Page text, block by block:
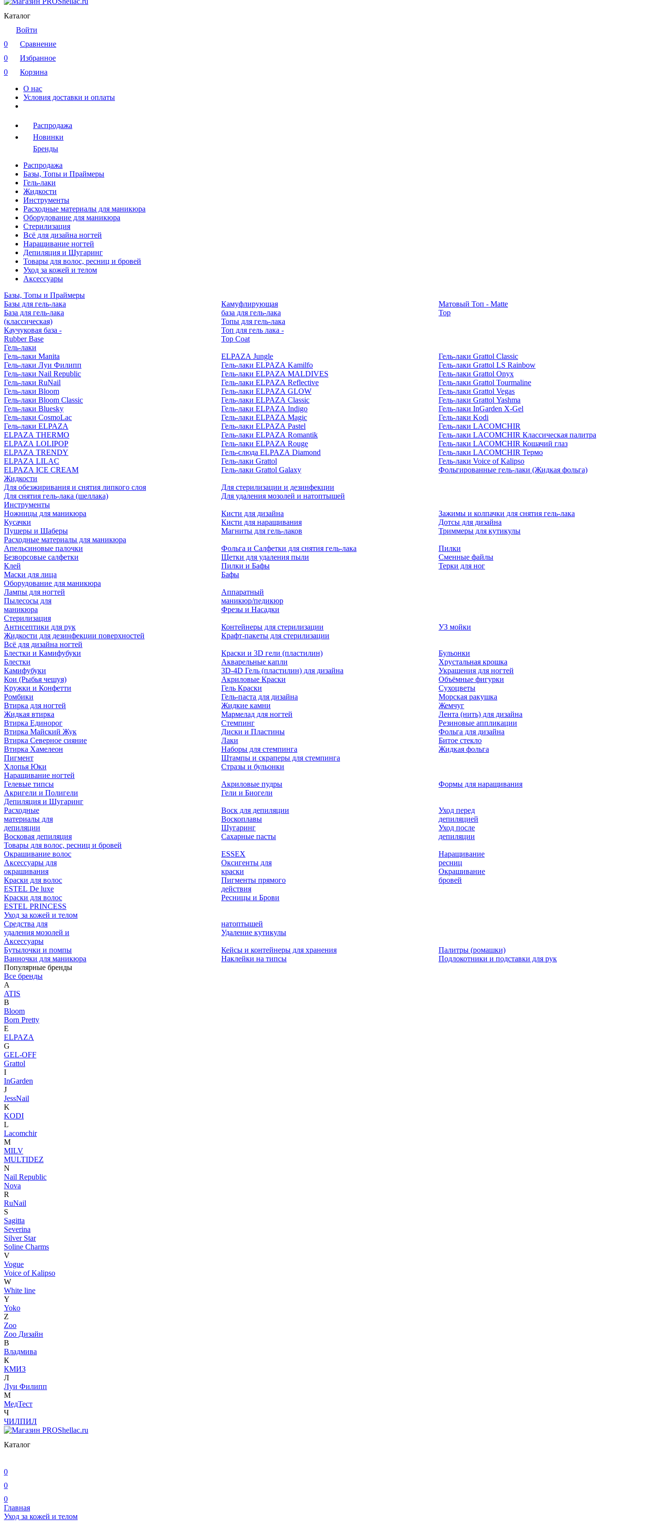
Каталог
Войти
0
Сравнение
0
Избранное
0
Корзина
О нас
Условия доставки и оплаты
Распродажа
Новинки
Бренды
Распродажа
Базы, Топы и Праймеры
Гель-лаки
Жидкости
Инструменты
Расходные материалы для маникюра
Оборудование для маникюра
Стерилизация
Всё для дизайна ногтей
Наращивание ногтей
Депиляция и Шугаринг
Товары для волос, ресниц и бровей
Уход за кожей и телом
Аксессуары
Базы, Топы и Праймеры
Базы для гель-лака
База для гель-лака
(классическая)
Каучуковая база -
Rubber Base
Камуфлирующая
база для гель-лака
Топы для гель-лака
Топ для гель лака -
Top Coat
Матовый Топ - Matte
Top
Гель-лаки
Гель-лаки Manita
Гель-лаки Луи Филипп
Гель-лаки Nail Republic
Гель-лаки RuNail
Гель-лаки Bloom
Гель-лаки Bloom Classic
Гель-лаки Bluesky
Гель-лаки CosmoLac
Гель-лаки ELPAZA
ELPAZA THERMO
ELPAZA LOLIPOP
ELPAZA TRENDY
ELPAZA LILAC
ELPAZA IСE CREAM
ELPAZA Jungle
Гель-лаки ELPAZA Kamilfo
Гель-лаки ELPAZA MALDIVES
Гель-лаки ELPAZA Reflective
Гель-лаки ELPAZA GLOW
Гель-лаки ELPAZA Classic
Гель-лаки ELPAZA Indigo
Гель-лаки ELPAZA Magic
Гель-лаки ELPAZA Pastel
Гель-лаки ELPAZA Romantik
Гель-лаки ELPAZA Rouge
Гель-слюда ELPAZA Diamond
Гель-лаки Grattol
Гель-лаки Grattol Galaxy
Гель-лаки Grattol Classic
Гель-лаки Grattol LS Rainbow
Гель-лаки Grattol Onyx
Гель-лаки Grattol Tourmaline
Гель-лаки Grattol Vegas
Гель-лаки Grattol Yashma
Гель-лаки InGarden X-Gel
Гель-лаки Kodi
Гель-лаки LACOMCHIR
Гель-лаки LACOMCHIR Классическая палитра
Гель-лаки LACOMCHIR Кошачий глаз
Гель-лаки LACOMCHIR Термо
Гель-лаки Voice of Kalipso
Фольгированные гель-лаки (Жидкая фольга)
Жидкости
Для обезжиривания и снятия липкого слоя
Для снятия гель-лака (шеллака)
Для стерилизации и дезинфекции
Для удаления мозолей и натоптышей
Инструменты
Ножницы для маникюра
Кусачки
Пушеры и Шаберы
Кисти для дизайна
Кисти для наращивания
Магниты для гель-лаков
Зажимы и колпачки для снятия гель-лака
Дотсы для дизайна
Триммеры для кутикулы
Расходные материалы для маникюра
Апельсиновые палочки
Безворсовые салфетки
Клей
Маски для лица
Фольга и Салфетки для снятия гель-лака
Щетки для удаления пыли
Пилки и Бафы
Бафы
Пилки
Сменные файлы
Терки для ног
Оборудование для маникюра
Лампы для ногтей
Пылесосы для
маникюра
Аппаратный
маникюр/педикюр
Фрезы и Насадки
Стерилизация
Антисептики для рук
Жидкости для дезинфекции поверхностей
Контейнеры для стерилизации
Крафт-пакеты для стерилизации
УЗ мойки
Всё для дизайна ногтей
Блестки и Камифубуки
Блестки
Камифубуки
Кои (Рыбья чешуя)
Кружки и Конфетти
Ромбики
Втирка для ногтей
Жидкая втирка
Втирка Единорог
Втирка Майский Жук
Втирка Северное сияние
Втирка Хамелеон
Пигмент
Хлопья Юки
Краски и 3D гели (пластилин)
Акварельные капли
3D-4D Гель (пластилин) для дизайна
Акриловые Краски
Гель Краски
Гель-паста для дизайна
Жидкие камни
Мармелад для ногтей
Стемпинг
Диски и Пластины
Лаки
Наборы для стемпинга
Штампы и скраперы для стемпинга
Стразы и бульонки
Бульонки
Хрустальная крошка
Украшения для ногтей
Объёмные фигурки
Сухоцветы
Морская ракушка
Жемчуг
Лента (нить) для дизайна
Резиновые аппликации
Фольга для дизайна
Битое стекло
Жидкая фольга
Наращивание ногтей
Гелевые типсы
Акригели и Полигели
Акриловые пудры
Гели и Биогели
Формы для наращивания
Депиляция и Шугаринг
Расходные
материалы для
депиляции
Восковая депиляция
Воск для депиляции
Воскоплавы
Шугаринг
Сахарные пасты
Уход перед
депиляцией
Уход после
депиляции
Товары для волос, ресниц и бровей
Окрашивание волос
Аксессуары для
окрашивания
Краски для волос
ESTEL De luxe
Краски для волос
ESTEL PRINCESS
ESSEX
Оксигенты для
краски
Пигменты прямого
действия
Ресницы и Брови
Наращивание
ресниц
Окрашивание
бровей
Уход за кожей и телом
Средства для
удаления мозолей и
натоптышей
Удаление кутикулы
Аксессуары
Бутылочки и помпы
Ванночки для маникюра
Кейсы и контейнеры для хранения
Наклейки на типсы
Палитры (ромашки)
Подлокотники и подставки для рук
Популярные бренды
Все бренды
A
ATIS
B
Bloom
Born Pretty
E
ELPAZA
G
GEL-OFF
Grattol
I
InGarden
J
JessNail
K
KODI
L
Lacomchir
M
MILV
MULTIDEZ
N
Nail Republic
Nova
R
RuNail
S
Sagitta
Severina
Silver Star
Soline Charms
V
Vogue
Voice of Kalipso
W
White line
Y
Yoko
Z
Zoo
Zoo Дизайн
В
Владмива
К
КМИЗ
Л
Луи Филипп
М
МедТест
Ч
ЧИЛПИЛ
Каталог
0
0
0
Главная
Уход за кожей и телом